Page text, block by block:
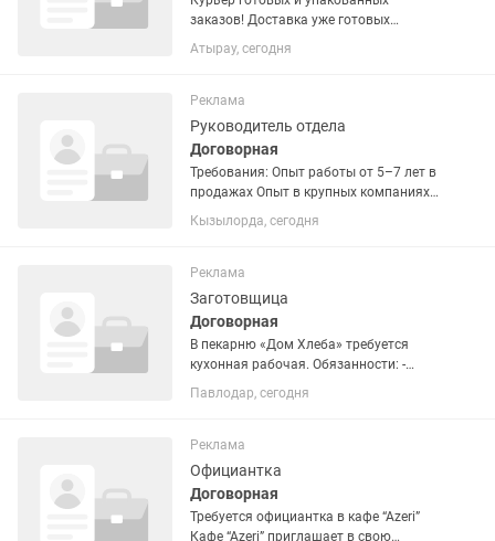
заказов! Доставка уже готовых
заказов по городу Доход до 25000
тенге в час • гибкий график • работа в
зависит от формата доставки и...
Атырау, сегодня
Реклама
Руководитель отдела
Договорная
Требования: Опыт работы от 5–7 лет в
продажах Опыт в крупных компаниях
(стройматериалы, сантехника,
отопление, товары для дома — плюс)
выстраивать систему продаж ...
Кызылорда, сегодня
Реклама
Заготовщица
Договорная
В пекарню «Дом Хлеба» требуется
кухонная рабочая. Обязанности: -
приготовление начинок для выпечки
по установленной рецептуре; -
варка, смешивание; -...
Павлодар, сегодня
Реклама
Официантка
Договорная
Требуется официантка в кафе “Azeri”
Кафе “Azeri” приглашает в свою